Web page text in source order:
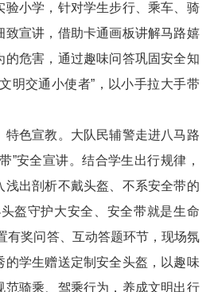
验小学，针对学生步行、乘车、骑
致宣讲，借助卡通画板讲解马路嬉
的危害，通过趣味问答巩固安全知
明交通小使者”，以小手拉大手带
特色宣教。大队民辅警走进八马路
”安全宣讲。结合学生出行规律，
浅出剖析不戴头盔、不系安全带的
盔守护大安全、安全带就是生命
有奖问答、互动答题环节，现场氛
的学生赠送定制安全头盔，以趣味
范骑乘、驾乘行为，养成文明出行